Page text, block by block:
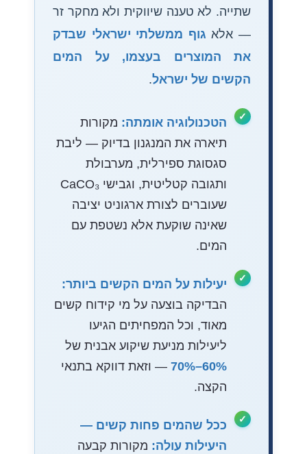
שתייה. לא טענה שיווקית ולא מחקר זר
— אלא גוף ממשלתי ישראלי שבדק
את המוצרים בעצמו, על המים
הקשים של ישראל.
הטכנולוגיה אומתה: מקורות
תיארה את המנגנון בדיוק — ליבת
סגסוגת ספירלית, מערבולת
ותגובה קטליטית, וגבישי CaCO₃
שעוברים לצורת ארגוניט יציבה
שאינה שוקעת אלא נשטפת עם
המים.
יעילות על המים הקשים ביותר:
הבדיקה בוצעה על מי קידוח קשים
מאוד, וכל המפחיתים הגיעו
ליעילות מניעת שיקוע אבנית של
60%–70%
— וזאת דווקא בתנאי
הקצה.
ככל שהמים פחות קשים —
היעילות עולה: מקורות קבעה